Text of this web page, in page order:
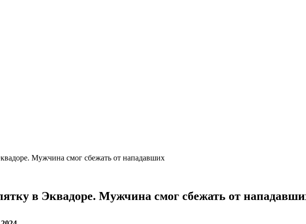
Мужчина смог сбежать от нападавших
в Эквадоре. Мужчина смог сбежать от